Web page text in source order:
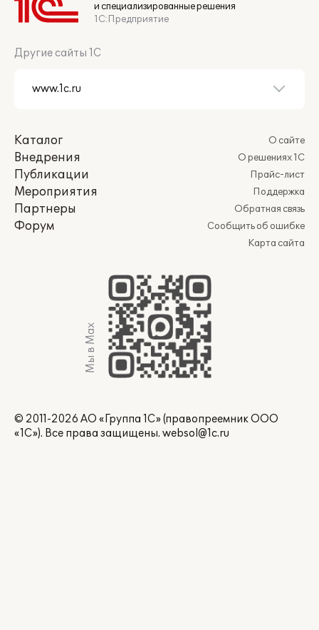
и специализированные решения
1С:Предприятие
Другие сайты 1С
Каталог
Внедрения
Публикации
Мероприятия
Партнеры
Форум
О сайте
О решениях 1С
Прайс-лист
Поддержка
Обратная связь
Сообщить об ошибке
Карта сайта
Мы в Max
© 2011-2026 АО «Группа 1С» (правопреемник ООО
«1С»). Все права защищены. websol@1c.ru